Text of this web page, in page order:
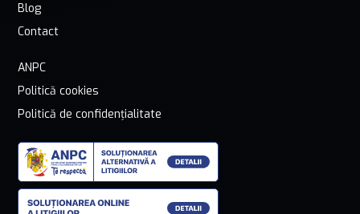
Blog
Contact
ANPC
Politică cookies
Politică de confidențialitate